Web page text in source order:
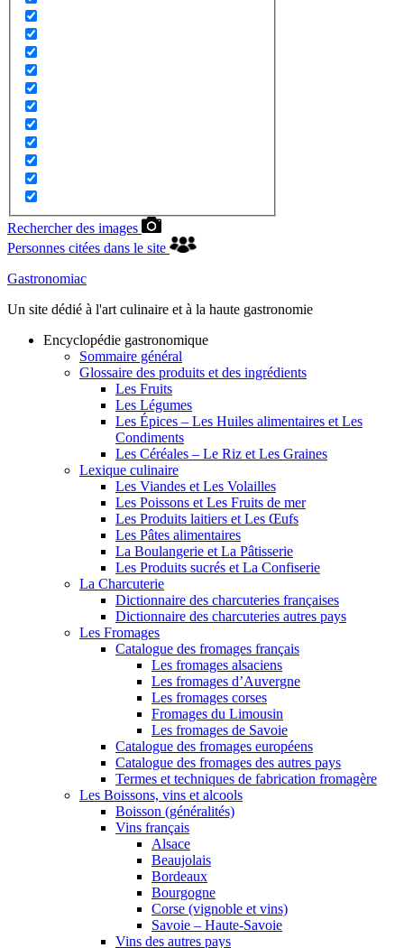
Rechercher des images
Personnes citées dans le site
Gastronomiac
Un site dédié à l'art culinaire et à la haute gastronomie
Encyclopédie gastronomique
Sommaire général
Glossaire des produits et des ingrédients
Les Fruits
Les Légumes
Les Épices – Les Huiles alimentaires et Les
Condiments
Les Céréales – Le Riz et Les Graines
Lexique culinaire
Les Viandes et Les Volailles
Les Poissons et Les Fruits de mer
Les Produits laitiers et Les Œufs
Les Pâtes alimentaires
La Boulangerie et La Pâtisserie
Les Produits sucrés et La Confiserie
La Charcuterie
Dictionnaire des charcuteries françaises
Dictionnaire des charcuteries autres pays
Les Fromages
Catalogue des fromages français
Les fromages alsaciens
Les fromages d’Auvergne
Les fromages corses
Fromages du Limousin
Les fromages de Savoie
Catalogue des fromages européens
Catalogue des fromages des autres pays
Termes et techniques de fabrication fromagère
Les Boissons, vins et alcools
Boisson (généralités)
Vins français
Alsace
Beaujolais
Bordeaux
Bourgogne
Corse (vignoble et vins)
Savoie – Haute-Savoie
Vins des autres pays